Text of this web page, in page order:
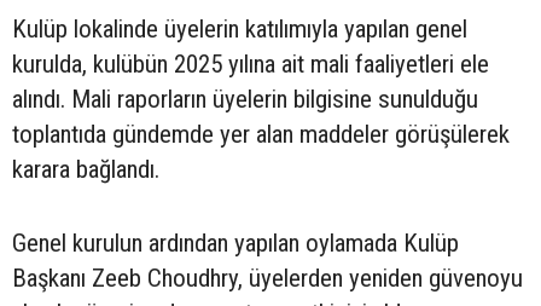
Kulüp lokalinde üyelerin katılımıyla yapılan genel
kurulda, kulübün 2025 yılına ait mali faaliyetleri ele
alındı. Mali raporların üyelerin bilgisine sunulduğu
toplantıda gündemde yer alan maddeler görüşülerek
karara bağlandı.
Genel kurulun ardından yapılan oylamada Kulüp
Başkanı Zeeb Choudhry, üyelerden yeniden güvenoyu